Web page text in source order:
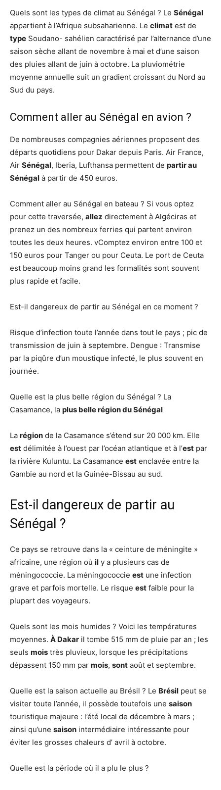
Quels sont les types de climat au Sénégal ? Le Sénégal
appartient à l’Afrique subsaharienne. Le climat est de
type Soudano- sahélien caractérisé par l’alternance d’une
saison sèche allant de novembre à mai et d’une saison
des pluies allant de juin à octobre. La pluviométrie
moyenne annuelle suit un gradient croissant du Nord au
Sud du pays.
Comment aller au Sénégal en avion ?
De nombreuses compagnies aériennes proposent des
départs quotidiens pour Dakar depuis Paris. Air France,
Air Sénégal, Iberia, Lufthansa permettent de partir au
Sénégal à partir de 450 euros.
Comment aller au Sénégal en bateau ? Si vous optez
pour cette traversée, allez directement à Algéciras et
prenez un des nombreux ferries qui partent environ
toutes les deux heures. vComptez environ entre 100 et
150 euros pour Tanger ou pour Ceuta. Le port de Ceuta
est beaucoup moins grand les formalités sont souvent
plus rapide et facile.
Est-il dangereux de partir au Sénégal en ce moment ?
Risque d’infection toute l’année dans tout le pays ; pic de
transmission de juin à septembre. Dengue : Transmise
par la piqûre d’un moustique infecté, le plus souvent en
journée.
Quelle est la plus belle région du Sénégal ? La
Casamance, la plus belle région du Sénégal
La région de la Casamance s’étend sur 20 000 km. Elle
est délimitée à l’ouest par l’océan atlantique et à l’est par
la rivière Kuluntu. La Casamance est enclavée entre la
Gambie au nord et la Guinée-Bissau au sud.
Est-il dangereux de partir au
Sénégal ?
Ce pays se retrouve dans la « ceinture de méningite »
africaine, une région où il y a plusieurs cas de
méningococcie. La méningococcie est une infection
grave et parfois mortelle. Le risque est faible pour la
plupart des voyageurs.
Quels sont les mois humides ? Voici les températures
moyennes. À Dakar il tombe 515 mm de pluie par an ; les
seuls mois très pluvieux, lorsque les précipitations
dépassent 150 mm par mois, sont août et septembre.
Quelle est la saison actuelle au Brésil ? Le Brésil peut se
visiter toute l’année, il possède toutefois une saison
touristique majeure : l’été local de décembre à mars ;
ainsi qu’une saison intermédiaire intéressante pour
éviter les grosses chaleurs d’ avril à octobre.
Quelle est la période où il a plu le plus ?